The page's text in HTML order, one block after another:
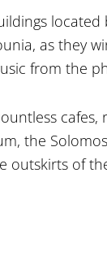
as they
from the
the
outskirts of